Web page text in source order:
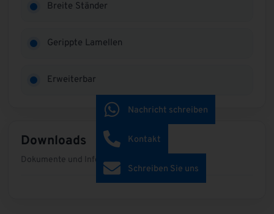
Breite Ständer
Gerippte Lamellen
Erweiterbar
Downloads
Dokumente und Informationen zum Produkt
Nachricht schreiben
Kontakt
Schreiben Sie uns